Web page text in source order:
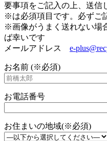
要事項をご記入の上、送信
※は必須項目です。必ずご
※画像がうまく送れない場
ば幸いです
メールアドレス e-
お名前 (※必須)
お電話番号
お住まいの地域(※必須)